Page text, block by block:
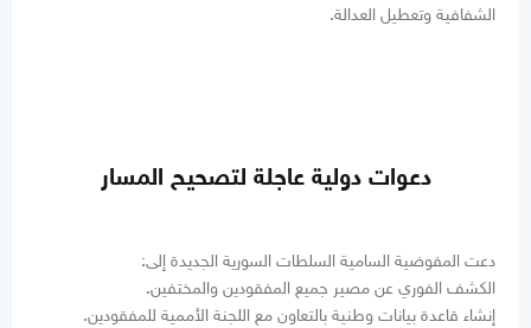
الشفافية وتعطيل العدالة.
دعوات دولية عاجلة لتصحيح المسار
دعت المفوضية السامية السلطات السورية الجديدة إلى:
الكشف الفوري عن مصير جميع المفقودين والمختفين.
إنشاء قاعدة بيانات وطنية بالتعاون مع اللجنة الأممية للمفقودين.